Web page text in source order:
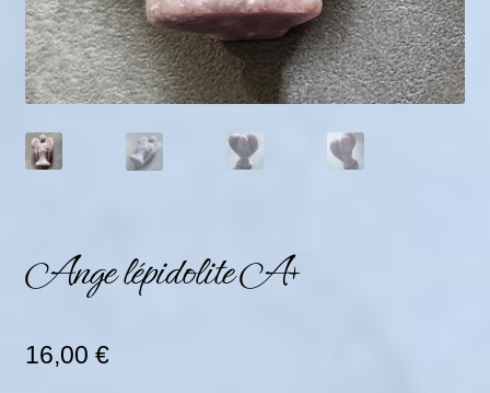
Avis clients
Mon compte
Panier
Ange lépidolite A+
16,00 €